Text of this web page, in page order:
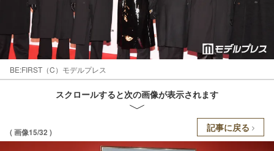
BE:FIRST（C）モデルプレス
スクロールすると次の画像が表示されます
( 画像15/32 ) 記事に戻る